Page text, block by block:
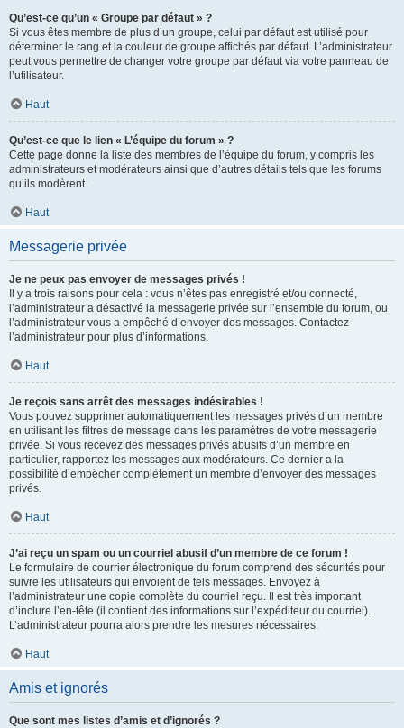
Qu’est-ce qu’un « Groupe par défaut » ?
Si vous êtes membre de plus d’un groupe, celui par défaut est utilisé pour
déterminer le rang et la couleur de groupe affichés par défaut. L’administrateur
peut vous permettre de changer votre groupe par défaut via votre panneau de
l’utilisateur.
Haut
Qu’est-ce que le lien « L’équipe du forum » ?
Cette page donne la liste des membres de l’équipe du forum, y compris les
administrateurs et modérateurs ainsi que d’autres détails tels que les forums
qu’ils modèrent.
Haut
Messagerie privée
Je ne peux pas envoyer de messages privés !
Il y a trois raisons pour cela : vous n’êtes pas enregistré et/ou connecté,
l’administrateur a désactivé la messagerie privée sur l’ensemble du forum, ou
l’administrateur vous a empêché d’envoyer des messages. Contactez
l’administrateur pour plus d’informations.
Haut
Je reçois sans arrêt des messages indésirables !
Vous pouvez supprimer automatiquement les messages privés d’un membre
en utilisant les filtres de message dans les paramètres de votre messagerie
privée. Si vous recevez des messages privés abusifs d’un membre en
particulier, rapportez les messages aux modérateurs. Ce dernier a la
possibilité d’empêcher complètement un membre d’envoyer des messages
privés.
Haut
J’ai reçu un spam ou un courriel abusif d’un membre de ce forum !
Le formulaire de courrier électronique du forum comprend des sécurités pour
suivre les utilisateurs qui envoient de tels messages. Envoyez à
l’administrateur une copie complète du courriel reçu. Il est très important
d’inclure l’en-tête (il contient des informations sur l’expéditeur du courriel).
L’administrateur pourra alors prendre les mesures nécessaires.
Haut
Amis et ignorés
Que sont mes listes d’amis et d’ignorés ?